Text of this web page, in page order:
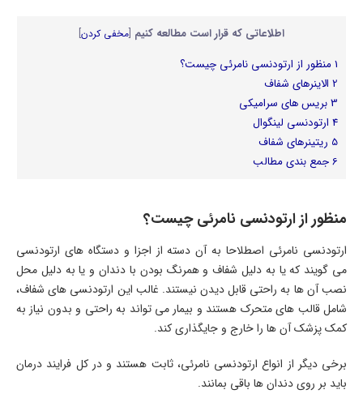
اطلاعاتی که قرار است مطالعه کنیم [مخفی کردن]
1منظور از ارتودنسی نامرئی چیست؟
2 الاینرهای شفاف
3بریس های سرامیکی
4 ارتودنسی لینگوال
5 ریتینرهای شفاف
6جمع بندی مطالب
منظور از ارتودنسی نامرئی چیست؟
ارتودنسی نامرئی اصطلاحا به آن دسته از اجزا و دستگاه های ارتودنسی
می گویند که یا به دلیل شفاف و همرنگ بودن با دندان و یا به دلیل محل
نصب آن ها به راحتی قابل دیدن نیستند. غالب این ارتودنسی های شفاف،
شامل قالب های متحرک هستند و بیمار می تواند به راحتی و بدون نیاز به
کمک پزشک آن ها را خارج و جایگذاری کند.
برخی دیگر از انواع ارتودنسی نامرئی، ثابت هستند و در کل فرایند درمان
باید بر روی دندان ها باقی بمانند.